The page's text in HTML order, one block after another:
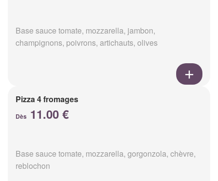
Base sauce tomate, mozzarella, jambon,
champignons, poivrons, artichauts, olives
Pizza 4 fromages
Dès 11.00 €
Base sauce tomate, mozzarella, gorgonzola, chèvre,
reblochon